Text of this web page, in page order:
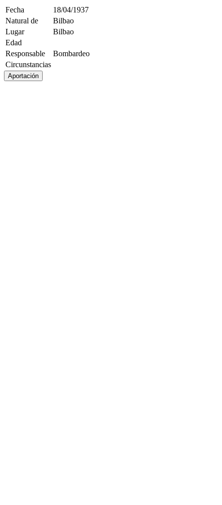
Fecha
18/04/1937
Natural de
Bilbao
Lugar
Bilbao
Edad
Responsable
Bombardeo
Circunstancias